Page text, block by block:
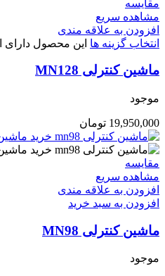
مقایسه
مشاهده سریع
افزودن به علاقه مندی
انتخاب گزینه ها این محصول
ماشین کنترلی MN128
موجود
19,950,000 تومان
مقایسه
مشاهده سریع
افزودن به علاقه مندی
افزودن به سبد خرید
ماشین کنترلی MN98
موجود